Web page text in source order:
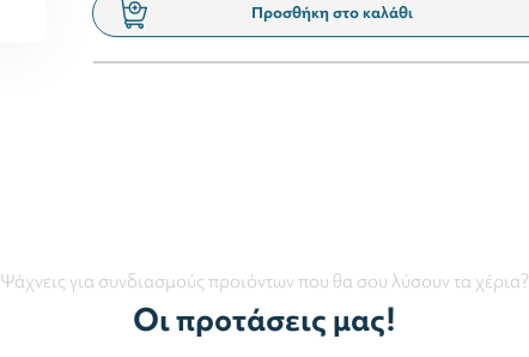
Προσθήκη στο καλάθι
Ψάχνεις για συνδιασμούς προιόντων που θα σου λύσουν τα χέρια?
Οι προτάσεις μας!